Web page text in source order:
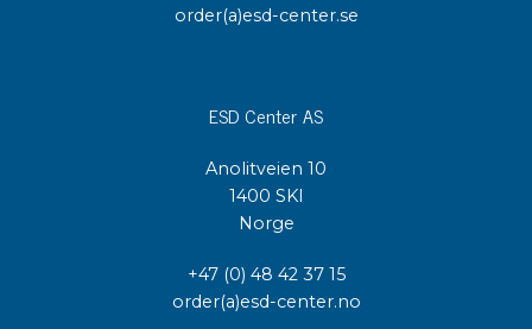
order(a)esd-center.se
ESD Center AS
Anolitveien 10
1400 SKI
Norge
+47 (0) 48 42 37 15
order(a)esd-center.no